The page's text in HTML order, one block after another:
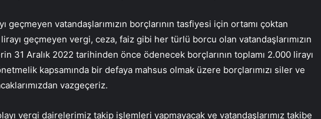
geçmeyen vatandaşlarımızın borçlarının tasfiyesi için ortamı çoktan
lirayı geçmeyen vergi, ceza, faiz gibi her türlü borcu olan vatandaşlarımızın
31 Aralık 2022 tarihinden önce ödenecek borçlarının toplamı 2.000 lirayı
kapsamında bir defaya mahsus olmak üzere borçlarımızı siler ve
vazgeçeriz.
vergi dairelerimiz takip işlemleri yapmayacak ve vatandaşlarımız takibe